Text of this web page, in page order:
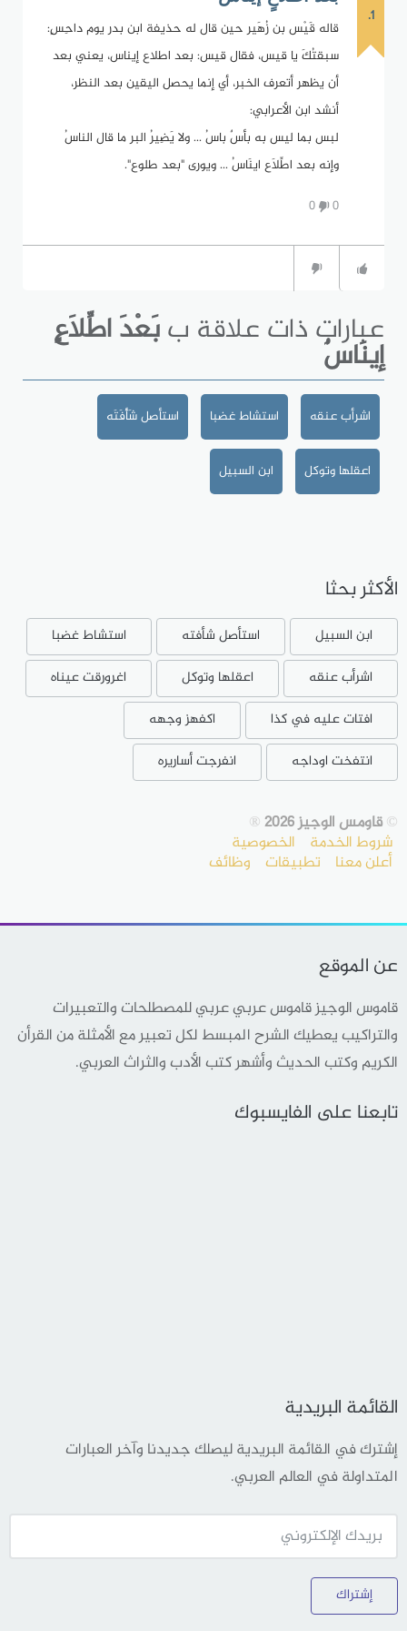
1.
قاله قَيْس بن زُهَير حين قال له حذيفة ابن بدر يوم داحِسٍ:
سبقتُكَ يا قيس، فقال قيس: بعد اطلاع إيناس، يعني بعد
أن يظهر أتعرف الخبر، أي إنما يحصل اليقين بعد النظر،
أنشد ابن الأعرابي:
لبس بما ليس به بأسٌ باسُ ... ولا يَضِيرُ البر ما قال الناسُ
وإنه بعد اطِّلاَع اينَاسُ ... ويورى "بعد طلوع".
0
0
عبارات ذات علاقة ببَعْدَ اطِّلاَعٍ
إينَاسٌ
اشرأب عنقه استشاط غضبا استأصل شَأْفَتَه
اعقلها وتوكل ابن السبيل
الأكثر بحثا
ابن السبيل استأصل شأفته
استشاط غضبا
اشرأب عنقه
اعقلها وتوكل
اغرورقت عيناه
افتات عليه في كذا
اكفهز وجهه
انتفخت اوداجه
انفرجت أساريره
©قاومس الوجيز 2026 ®
شروط الخدمة الخصوصية
أعلن معنا تطبيقات وظائف
عن الموقع
قاموس الوجيز قاموس عربي عربي للمصطلحات والتعبيرات
والتراكيب يعطيك الشرح المبسط لكل تعبير مع الأمثلة من القرأن
الكريم وكتب الحديث وأشهر كتب الأدب والثراث العربي.
تابعنا على الفايسبوك
القائمة البريدية
إشترك في القائمة البريدية ليصلك جديدنا وآخر العبارات
المتداولة في العالم العربي.
إشتراك